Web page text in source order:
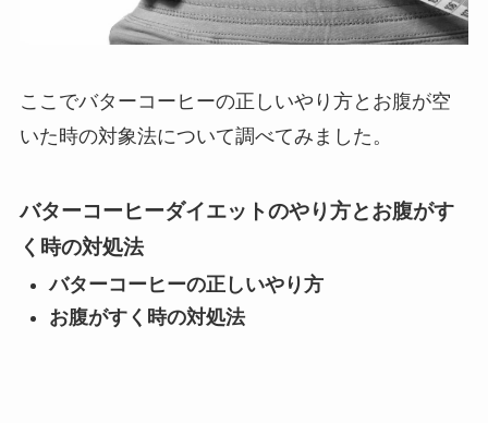
ここでバターコーヒーの正しいやり方とお腹が空
いた時の対象法について調べてみました。
バターコーヒーダイエットのやり方とお腹がす
く時の対処法
バターコーヒーの正しいやり方
お腹がすく時の対処法